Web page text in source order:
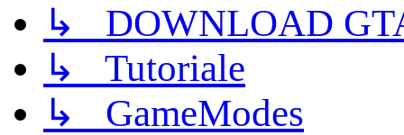
↳ DOWNLOAD
↳ Tutoriale
↳ GameModes